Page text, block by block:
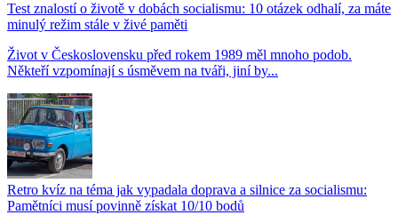
Test znalostí o životě v dobách socialismu: 10 otázek odhalí, za máte
minulý režim stále v živé paměti
Život v Československu před rokem 1989 měl mnoho podob.
Někteří vzpomínají s úsměvem na tváři, jiní by...
Retro kvíz na téma jak vypadala doprava a silnice za socialismu:
Pamětníci musí povinně získat 10/10 bodů